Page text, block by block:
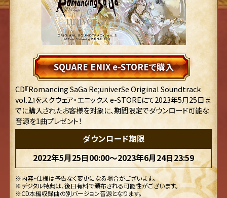
SQUARE ENIX e-STOREで購入
CD『Romancing SaGa Re;univerSe Original Soundtrack
vol.2』をスクウェア・エニックス e-STOREにて2023年5月25日ま
でに購入されたお客様を対象に、期間限定でダウンロード可能な
音源を1曲プレゼント！
ダウンロード期限
2022年5月25日00:00～2023年6月24日23:59
内容・仕様は予告なく変更になる場合がございます。
デジタル特典は、後日有料で頒布される可能性がございます。
CD本編収録曲の別バージョン音源となります。